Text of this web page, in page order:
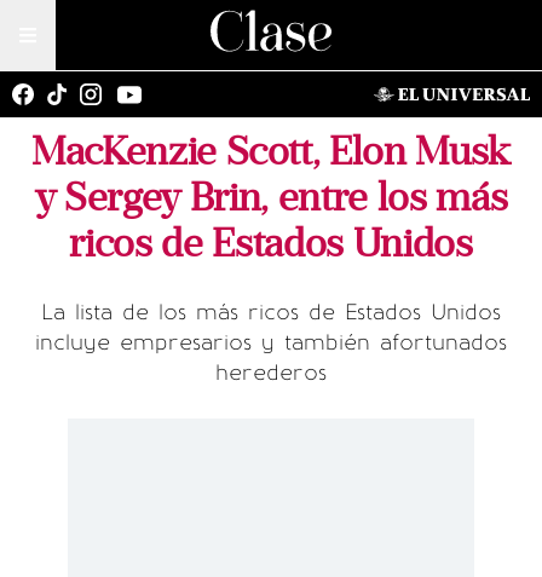
MacKenzie Scott, Elon Musk
y Sergey Brin, entre los más
ricos de Estados Unidos
La lista de los más ricos de Estados Unidos
incluye empresarios y también afortunados
herederos